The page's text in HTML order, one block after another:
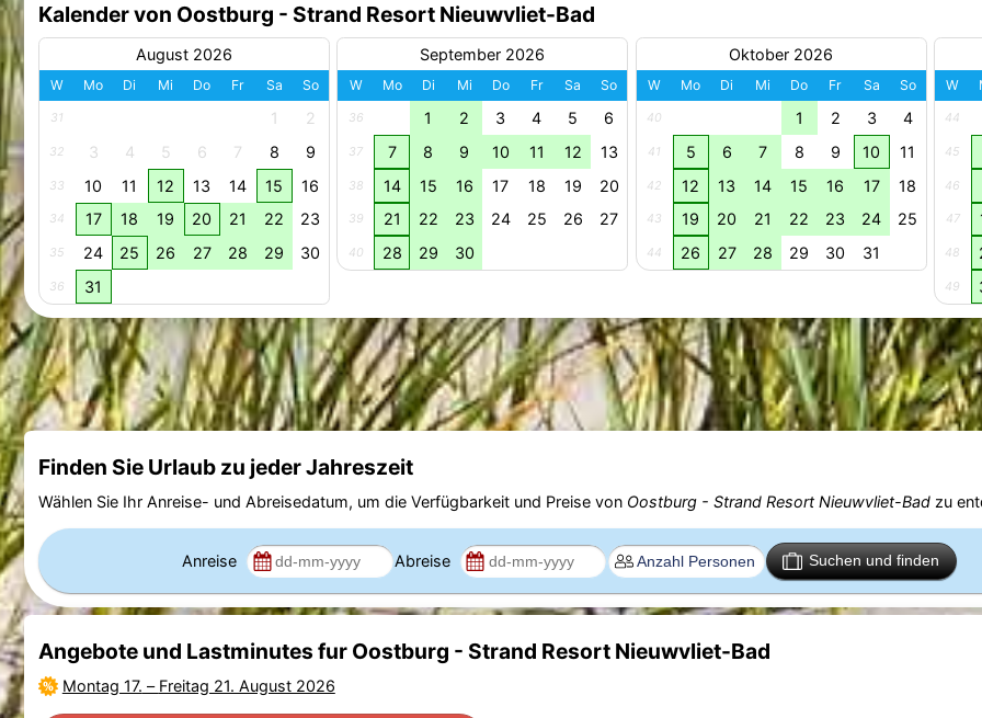
Kalender von Oostburg - Strand Resort Nieuwvliet-Bad
August 2026
W Mo Di Mi Do Fr Sa So
31 1 2
32 3 4 5 6 7 8 9
33 10 11 12 13 14 15 16
34 17 18 19 20 21 22 23
35 24 25 26 27 28 29 30
36 31
September 2026
W Mo Di Mi Do Fr Sa So
36 1 2 3 4 5 6
37 7 8 9 10 11 12 13
38 14 15 16 17 18 19 20
39 21 22 23 24 25 26 27
40 28 29 30
Oktober 2026
W Mo Di Mi Do Fr Sa So
40 1 2 3 4
41 5 6 7 8 9 10 11
42 12 13 14 15 16 17 18
43 19 20 21 22 23 24 25
44 26 27 28 29 30 31
W
44
45
46
47
48
49
Finden Sie Urlaub zu jeder Jahreszeit
Wählen Sie Ihr Anreise- und Abreisedatum, um die Verfügbarkeit und Preise von Oostburg - Strand Resort Nieuwvliet-Badzu
Anreise Abreise Suchen und finden
Angebote und Lastminutes fur Oostburg - Strand Resort Nieuwvliet-Bad
Montag 17. – Freitag 21. August 2026